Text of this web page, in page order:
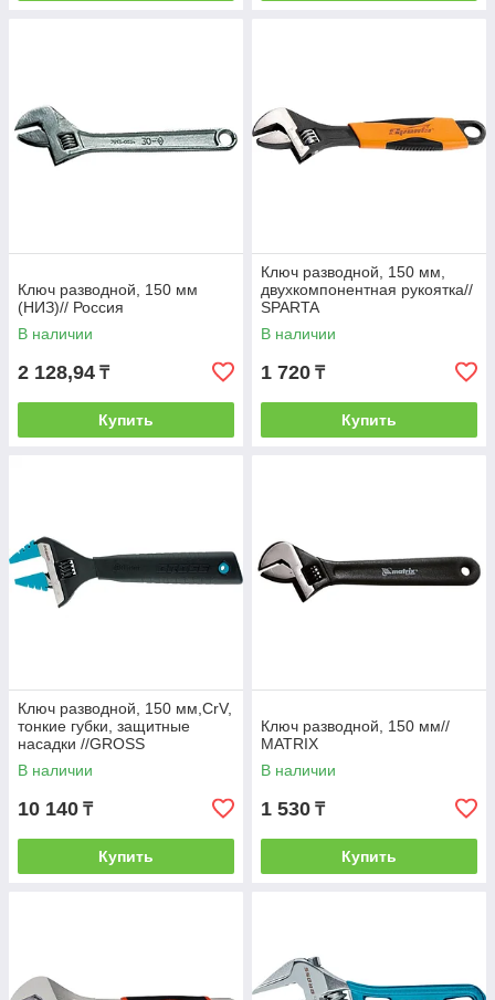
Ключ разводной, 150 мм
(НИЗ)// Россия
В наличии
2 128,94 ₸
Купить
Ключ разводной, 150 мм,
двухкомпонентная рукоятка//
SPARTA
В наличии
1 720 ₸
Купить
Ключ разводной, 150 мм,CrV,
тонкие губки, защитные
насадки //GROSS
В наличии
10 140 ₸
Купить
Ключ разводной, 150 мм//
MATRIX
В наличии
1 530 ₸
Купить